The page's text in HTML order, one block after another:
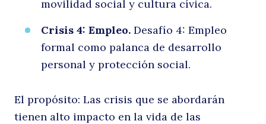
movilidad social y cultura cívica.
Crisis 4: Empleo. Desafío 4: Empleo
formal como palanca de desarrollo
personal y protección social.
El propósito: Las crisis que se abordarán
tienen alto impacto en la vida de las